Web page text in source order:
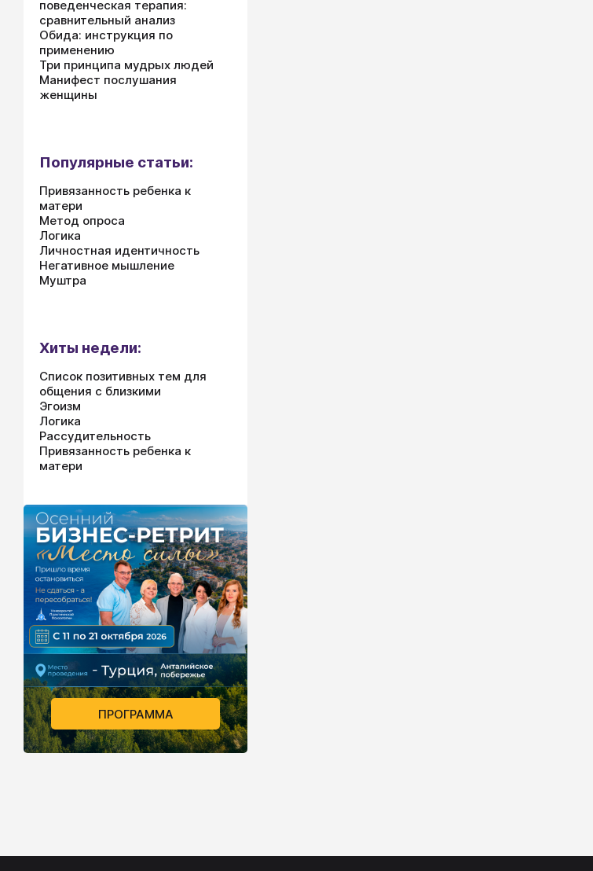
поведенческая терапия:
сравнительный анализ
Обида: инструкция по
применению
Три принципа мудрых людей
Манифест послушания
женщины
Популярные статьи:
Привязанность ребенка к
матери
Метод опроса
Логика
Личностная идентичность
Негативное мышление
Муштра
Хиты недели:
Список позитивных тем для
общения с близкими
Эгоизм
Логика
Рассудительность
Привязанность ребенка к
матери
ПРОГРАММА